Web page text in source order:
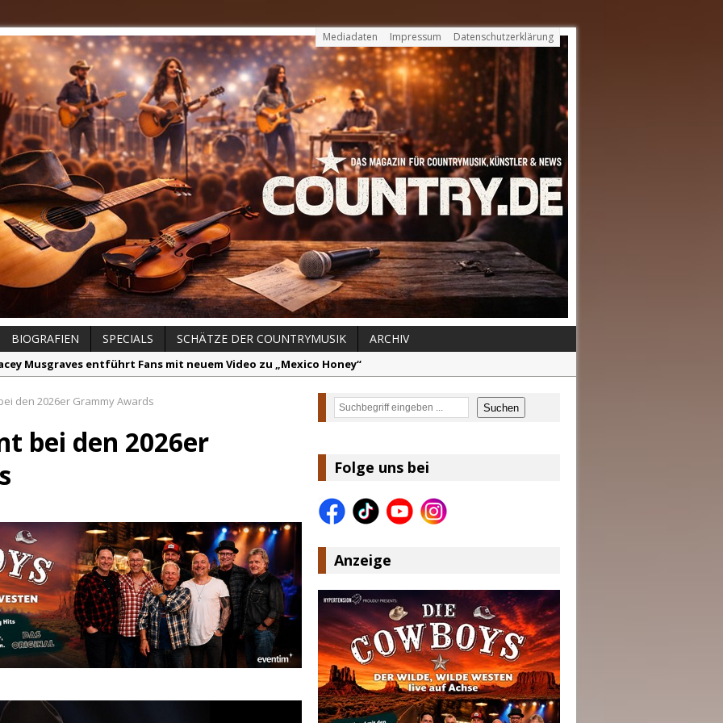
Mediadaten Impressum Datenschutzerklärung
BIOGRAFIEN SPECIALS SCHÄTZE DER COUNTRYMUSIK
ARCHIV
Musgraves entführt Fans mit neuem Video zu „Mexico Honey“
Volt – „Sound Signal Serenades“ erscheint am 28. August
Music Hot News – 2. August 2026: Dolly Parton, Bill Anderson und Shaboozey im Fokus
Johnson & The Hollywood Hillbillies kündigen neues Album mit „Better Days Ahead“ an
für Euer Vertrauen: Country.de erreicht täglich rund 10.000 Leser
den 2026er Grammy Awards
bei den 2026er
Suchen Suchen
Folge uns bei
Anzeige